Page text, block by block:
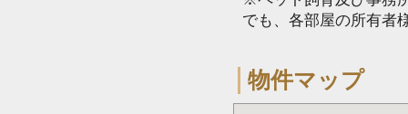
でも、各部屋の所有者
物件マップ